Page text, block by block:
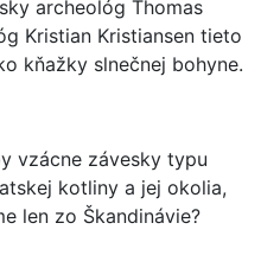
archeológ Thomas
Kristian Kristiansen tieto
kňažky slnečnej bohyne.
vzácne závesky typu
kotliny a jej okolia,
len zo Škandinávie?